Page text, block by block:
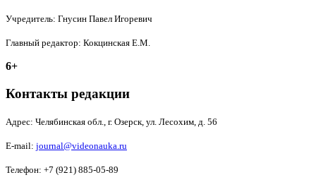
Учредитель: Гнусин Павел Игоревич
Главный редактор: Кокцинская Е.М.
6+
Контакты редакции
Адрес: Челябинская обл., г. Озерск, ул. Лесохим, д. 56
E-mail: journal@videonauka.ru
Телефон: +7 (921) 885-05-89